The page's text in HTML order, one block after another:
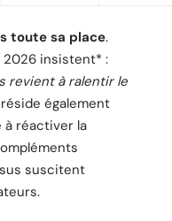
toute sa place.
insistent* :
revient à ralentir le
également
à réactiver la
suscitent